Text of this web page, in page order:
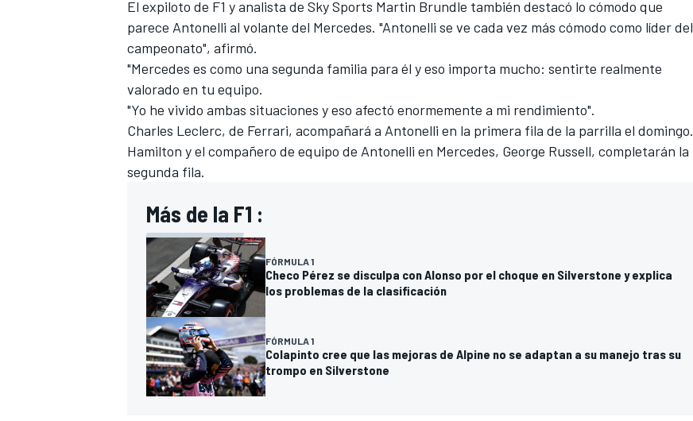
El expiloto de F1 y analista de Sky Sports Martin Brundle también destacó lo cómodo que
parece Antonelli al volante del Mercedes. "Antonelli se ve cada vez más cómodo como líder del
campeonato", afirmó.
"Mercedes es como una segunda familia para él y eso importa mucho: sentirte realmente
valorado en tu equipo.
"Yo he vivido ambas situaciones y eso afectó enormemente a mi rendimiento".
Charles Leclerc, de Ferrari, acompañará a Antonelli en la primera fila de la parrilla el domingo.
Hamilton y el compañero de equipo de Antonelli en Mercedes, George Russell, completarán la
segunda fila.
Más de la F1 :
FÓRMULA 1
Checo Pérez se disculpa con Alonso por el choque en Silverstone y explica
los problemas de la clasificación
FÓRMULA 1
Colapinto cree que las mejoras de Alpine no se adaptan a su manejo tras su
trompo en Silverstone